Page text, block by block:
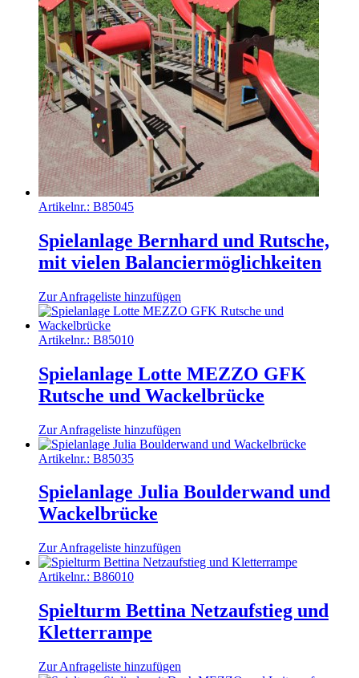
Artikelnr.: B85045
Spielanlage Bernhard und Rutsche,
mit vielen Balanciermöglichkeiten
Zur Anfrageliste hinzufügen
Artikelnr.: B85010
Spielanlage Lotte MEZZO GFK
Rutsche und Wackelbrücke
Zur Anfrageliste hinzufügen
Artikelnr.: B85035
Spielanlage Julia Boulderwand und
Wackelbrücke
Zur Anfrageliste hinzufügen
Artikelnr.: B86010
Spielturm Bettina Netzaufstieg und
Kletterrampe
Zur Anfrageliste hinzufügen